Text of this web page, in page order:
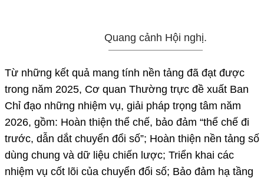
Quang cảnh Hội nghị.
Từ những kết quả mang tính nền tảng đã đạt được
trong năm 2025, Cơ quan Thường trực đề xuất Ban
Chỉ đạo những nhiệm vụ, giải pháp trọng tâm năm
2026, gồm: Hoàn thiện thể chế, bảo đảm “thể chế đi
trước, dẫn dắt chuyển đổi số”; Hoàn thiện nền tảng số
dùng chung và dữ liệu chiến lược; Triển khai các
nhiệm vụ cốt lõi của chuyển đổi số; Bảo đảm hạ tầng